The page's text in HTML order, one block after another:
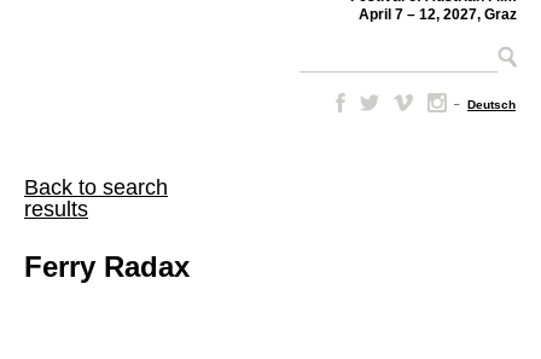
April 7 – 12, 2027, Graz
– Deutsch
Back to search
results
Ferry Radax